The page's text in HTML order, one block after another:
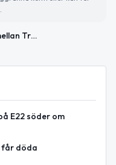
Vägarbete på E22 mellan Trafikplats Kalmar N och Vånevik avslutat
E22 söder om
får döda